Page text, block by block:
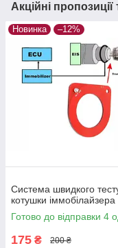
Акційні
Новинка –12%
Система швидкого
котушки
Готово до відправки 4
175 ₴ 200 ₴